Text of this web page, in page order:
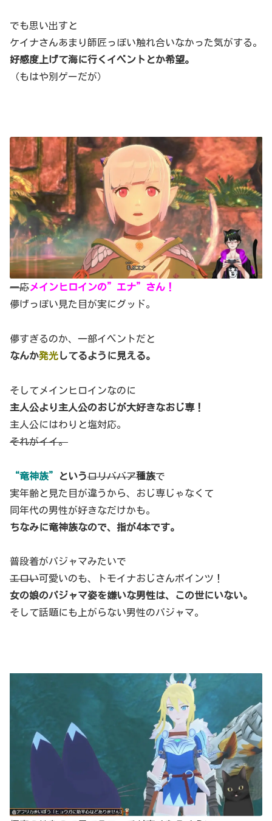
でも思い出すと
ケイナさんあまり師匠っぽい触れ合いなかった気がする。
好感度上げて海に行くイベントとか希望。
（もはや別ゲーだが）
一応メインヒロインの”エナ”さん！
儚げっぽい見た目が実にグッド。
儚すぎるのか、一部イベントだと
なんか発光してるように見える。
そしてメインヒロインなのに
主人公より主人公のおじが大好きなおじ専！
主人公にはわりと塩対応。
それがイイ。
“竜神族” というロリババア種族で
実年齢と見た目が違うから、おじ専じゃなくて
同年代の男性が好きなだけかも。
ちなみに竜神族なので、指が4本です。
普段着がパジャマみたいで
エロい可愛いのも、トモイナおじさんポインツ！
女の娘のパジャマ姿を嫌いな男性は、この世にいない。
そして話題にも上がらない男性のパジャマ。